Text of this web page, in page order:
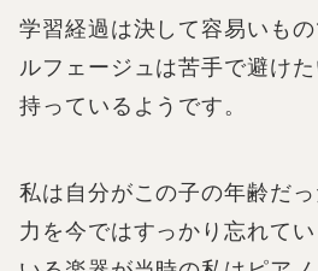
学習経過は決して容易いも
ルフェージュは苦手で避け
持っているようです。
私は自分がこの子の年齢だ
力を今ではすっかり忘れて